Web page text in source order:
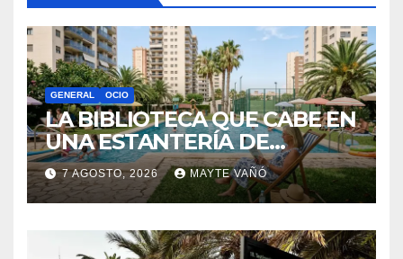
GENERAL OCIO
LA BIBLIOTECA QUE CABE EN
UNA ESTANTERÍA DE
WALLAPOP
7 AGOSTO, 2026 MAYTE VAÑÓ